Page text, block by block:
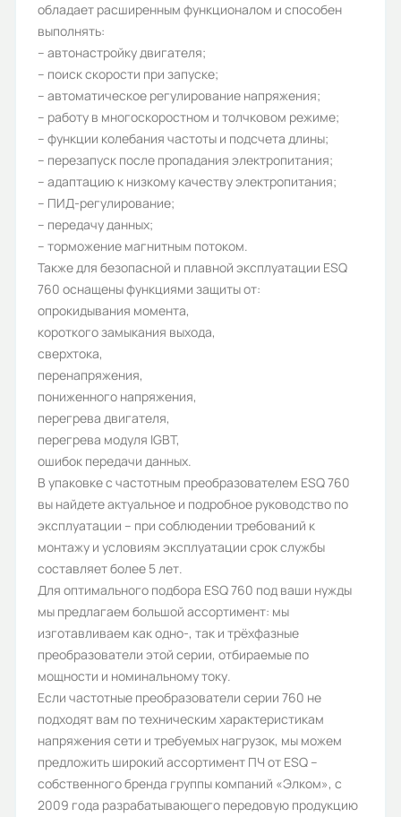
150/110
Дискретные выходы:
Аналоговые выходы:
Аналоговые входы:
Вес (кг):
4
Гарантия, лет:
1
Срок службы, лет:
10
Габариты (ШхВхГ, м):
0.155x0.176x0.25
обладает расширенным функционалом и способен
выполнять:
– автонастройку двигателя;
– поиск скорости при запуске;
– автоматическое регулирование напряжения;
– работу в многоскоростном и толчковом режиме;
– функции колебания частоты и подсчета длины;
– перезапуск после пропадания электропитания;
– адаптацию к низкому качеству электропитания;
– ПИД-регулирование;
– передачу данных;
– торможение магнитным потоком.
Также для безопасной и плавной эксплуатации ESQ
760 оснащены функциями защиты от:
опрокидывания момента,
короткого замыкания выхода,
сверхтока,
перенапряжения,
пониженного напряжения,
перегрева двигателя,
перегрева модуля IGBT,
ошибок передачи данных.
В упаковке с частотным преобразователем ESQ 760
вы найдете актуальное и подробное руководство по
эксплуатации – при соблюдении требований к
монтажу и условиям эксплуатации срок службы
составляет более 5 лет.
Для оптимального подбора ESQ 760 под ваши нужды
мы предлагаем большой ассортимент: мы
изготавливаем как одно-, так и трёхфазные
преобразователи этой серии, отбираемые по
мощности и номинальному току.
Если частотные преобразователи серии 760 не
подходят вам по техническим характеристикам
напряжения сети и требуемых нагрузок, мы можем
предложить широкий ассортимент ПЧ от ESQ –
собственного бренда группы компаний «Элком», с
2009 года разрабатывающего передовую продукцию